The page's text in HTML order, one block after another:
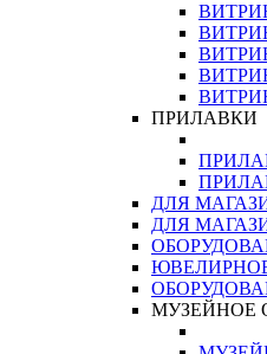
ПРИЛАВКИ
ДЛЯ
ДЛЯ
МУЗЕЙНОЕ